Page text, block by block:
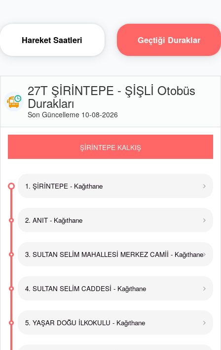
Hareket Saatleri Geçtiği Duraklar
27T ŞİRİNTEPE - ŞİŞLİ Otobüs
Durakları
Son Güncelleme 10-08-2026
ŞİRİNTEPE KALKIŞ
1. ŞİRİNTEPE - Kağıthane
2. ANIT - Kağıthane
3. SULTAN SELİM MAHALLESİ MERKEZ CAMİİ - Kağıthane
4. SULTAN SELİM CADDESİ - Kağıthane
5. YAŞAR DOĞU İLKOKULU - Kağıthane